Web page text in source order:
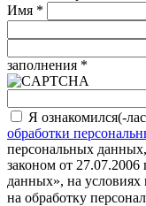
Имя *
заполнения *
Я ознакомился(-
обработки
персональных
законом от
данных», на условиях
на обработку